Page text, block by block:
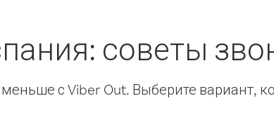
советы
с Viber Out. Выберите вариант,